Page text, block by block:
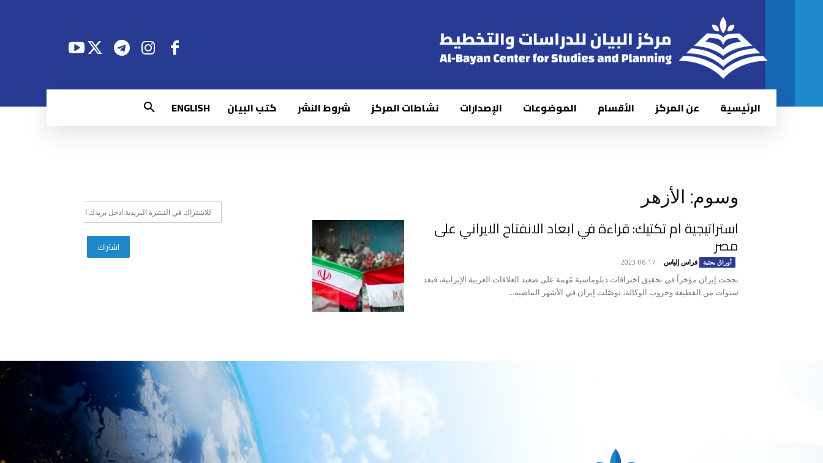
الرئيسية عن المركز الأقسام الموضوعات الإصدارات نشاطات المركز شروط النشر كتب البيان ENGLISH
وسوم: الأزهر
استراتيجية ام تكتيك: قراءة في ابعاد الانفتاح الايراني على
مصر
أوراق بحثية فراس إلياس -
2023-06-17
نجحت إيران مؤخراً في تحقيق اختراقات دبلوماسية مُهمة على صَعيد العلاقات العربية الإيرانية، فبعد
سنوات من القطيعة وحروب الوكالة، توصّلت إيران في الأشهر الماضية...